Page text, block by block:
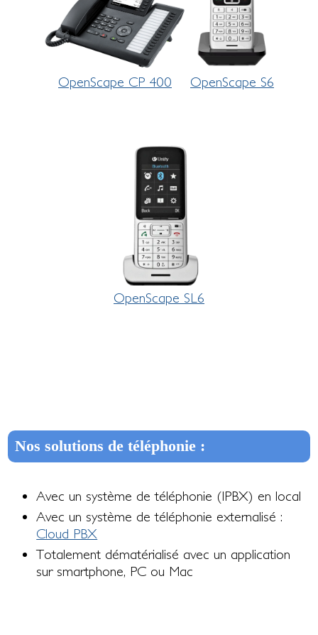
OpenScape CP 400 OpenScape S6
OpenScape SL6
Nos solutions de téléphonie :
Avec un système de téléphonie (IPBX) en local
Avec un système de téléphonie externalisé :
Cloud PBX
Totalement dématérialisé avec un application
sur smartphone, PC ou Mac